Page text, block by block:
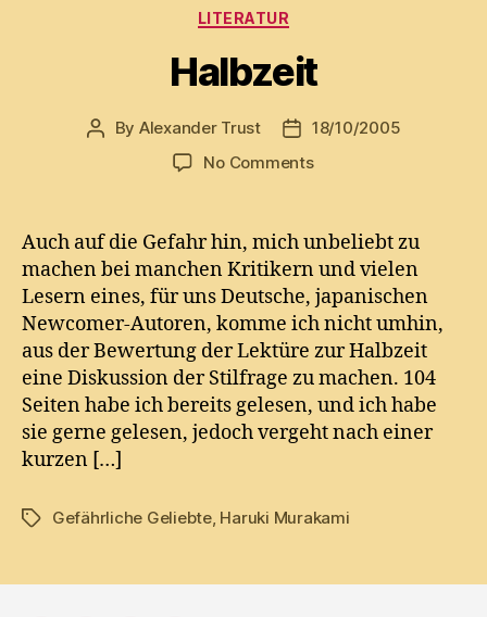
Categories
LITERATUR
Halbzeit
Post
By Alexander Trust
Post
date
18/10/2005
No Commentson
Auch auf die Gefahr hin, mich unbeliebt zu
machen bei manchen Kritikern und vielen
Lesern eines, für uns Deutsche, japanischen
Newcomer-Autoren, komme ich nicht umhin,
aus der Bewertung der Lektüre zur Halbzeit
eine Diskussion der Stilfrage zu machen. 104
Seiten habe ich bereits gelesen, und ich habe
sie gerne gelesen, jedoch vergeht nach einer
kurzen […]
TagsGefährliche Geliebte, Haruki Murakami